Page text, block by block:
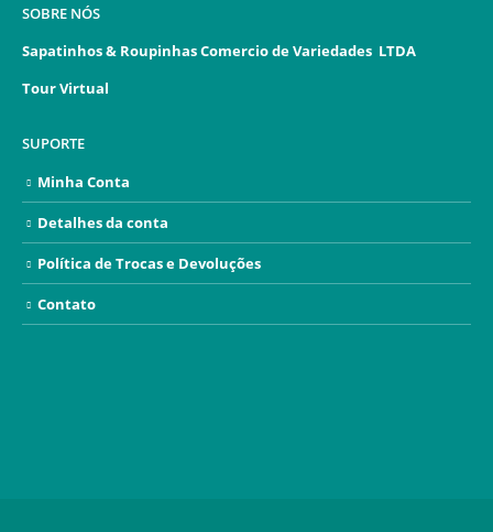
SOBRE NÓS
Sapatinhos & Roupinhas Comercio de Variedades LTDA
Tour Virtual
SUPORTE
Minha Conta
Detalhes da conta
Política de Trocas e Devoluções
Contato